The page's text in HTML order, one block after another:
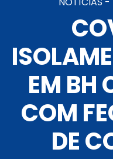
EM BH
COM
DE